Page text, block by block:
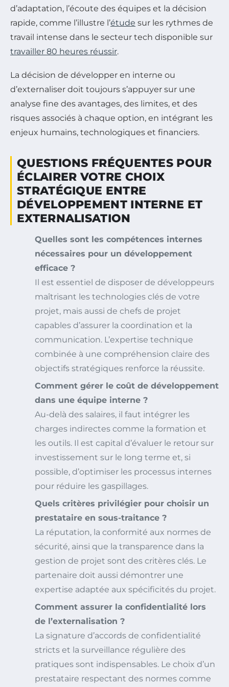
d’adaptation, l’écoute des équipes et la décision
rapide, comme l’illustre l’étude sur les rythmes de
travail intense dans le secteur tech disponible sur
travailler 80 heures réussir.
La décision de développer en interne ou
d’externaliser doit toujours s’appuyer sur une
analyse fine des avantages, des limites, et des
risques associés à chaque option, en intégrant les
enjeux humains, technologiques et financiers.
QUESTIONS FRÉQUENTES POUR
ÉCLAIRER VOTRE CHOIX
STRATÉGIQUE ENTRE
DÉVELOPPEMENT INTERNE ET
EXTERNALISATION
Quelles sont les compétences internes
nécessaires pour un développement
efficace ?
Il est essentiel de disposer de développeurs
maîtrisant les technologies clés de votre
projet, mais aussi de chefs de projet
capables d’assurer la coordination et la
communication. L’expertise technique
combinée à une compréhension claire des
objectifs stratégiques renforce la réussite.
Comment gérer le coût de développement
dans une équipe interne ?
Au-delà des salaires, il faut intégrer les
charges indirectes comme la formation et
les outils. Il est capital d’évaluer le retour sur
investissement sur le long terme et, si
possible, d’optimiser les processus internes
pour réduire les gaspillages.
Quels critères privilégier pour choisir un
prestataire en sous-traitance ?
La réputation, la conformité aux normes de
sécurité, ainsi que la transparence dans la
gestion de projet sont des critères clés. Le
partenaire doit aussi démontrer une
expertise adaptée aux spécificités du projet.
Comment assurer la confidentialité lors
de l’externalisation ?
La signature d’accords de confidentialité
stricts et la surveillance régulière des
pratiques sont indispensables. Le choix d’un
prestataire respectant des normes comme